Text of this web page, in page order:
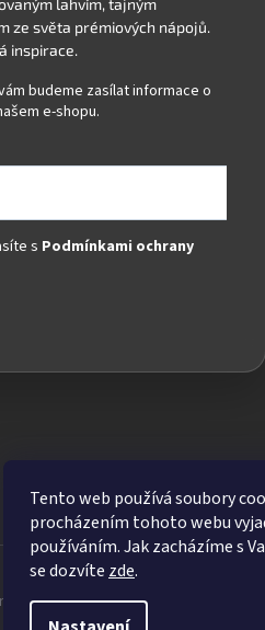
Tento web používá soubory
procházením tohoto webu
používáním. Jak zacházíme s
se dozvíte zde.
budeme zasílat informace o
e-shopu.
s Podmínkami ochrany
vyhrazena.Upravit nastavení cookies